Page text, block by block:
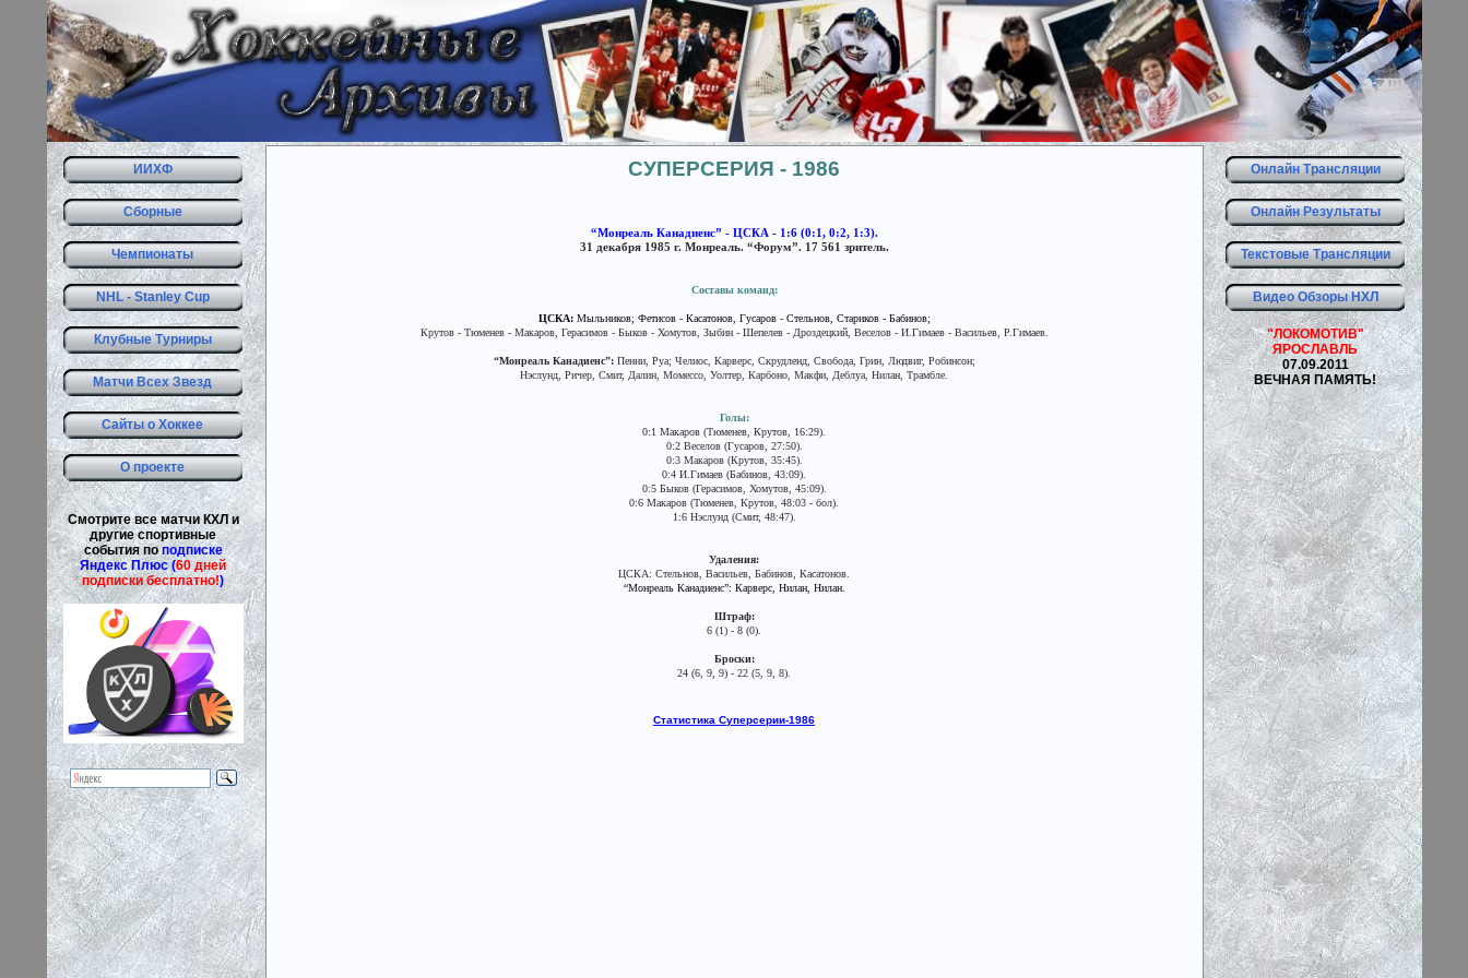
ИИХФ
Сборные
Чемпионаты
NHL - Stanley Cup
Клубные Турниры
Матчи Всех Звезд
Сайты о Хоккее
О проекте
Смотрите все матчи КХЛ и
другие спортивные
события поподписке
Яндекс Плюс (60 дней
подписки бесплатно!)
Онлайн Трансляции
Онлайн Результаты
Текстовые Трансляции
Видео Обзоры НХЛ
"ЛОКОМОТИВ"
ЯРОСЛАВЛЬ
07.09.2011
ВЕЧНАЯ ПАМЯТЬ!
СУПЕРСЕРИЯ - 1986
“Монреаль Канадиенс” - ЦСКА - 1:6 (0:1, 0:2, 1:3).
31 декабря 1985 г. Монреаль. “Форум”. 17 561 зритель.
Составы команд:
ЦСКА:Мыльников; Фетисов - Касатонов, Гусаров - Стельнов, Стариков - Бабинов;
Крутов - Тюменев - Макаров, Герасимов - Быков - Хомутов, Зыбин - Шепелев - Дроздецкий, Веселов - И.Гимаев - Васильев, Р.Гимаев.
“Монреаль Канадиенс”:Пенни, Руа; Челиос, Карверс, Скрудленд, Свобода, Грин, Людвиг, Робинсон;
Нэслунд, Ричер, Смит, Далин, Момессо, Уолтер, Карбоно, Макфи, Деблуа, Нилан, Трамбле.
Голы:
0:1 Макаров (Тюменев, Крутов, 16:29).
0:2 Веселов (Гусаров, 27:50).
0:3 Макаров (Крутов, 35:45).
0:4 И.Гимаев (Бабинов, 43:09).
0:5 Быков (Герасимов, Хомутов, 45:09).
0:6 Макаров (Тюменев, Крутов, 48:03 - бол).
1:6 Нэслунд (Смит, 48:47).
Удаления:
ЦСКА: Стельнов, Васильев, Бабинов, Касатонов.
“Монреаль Канадиенс”: Карверс, Нилан, Нилан.
Штраф:
6 (1) - 8 (0).
Броски:
24 (6, 9, 9) - 22 (5, 9, 8).
Статистика Суперсерии-1986